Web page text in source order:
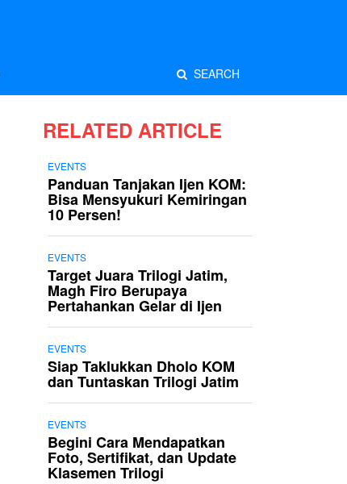
SEARCH
RELATED ARTICLE
EVENTS
Panduan Tanjakan Ijen KOM:
Bisa Mensyukuri Kemiringan
10 Persen!
EVENTS
Target Juara Trilogi Jatim,
Magh Firo Berupaya
Pertahankan Gelar di Ijen
EVENTS
Siap Taklukkan Dholo KOM
dan Tuntaskan Trilogi Jatim
EVENTS
Begini Cara Mendapatkan
Foto, Sertifikat, dan Update
Klasemen Trilogi